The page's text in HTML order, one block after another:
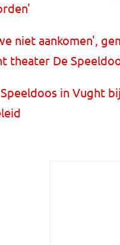
niet aankomen',
theater De
in Vught